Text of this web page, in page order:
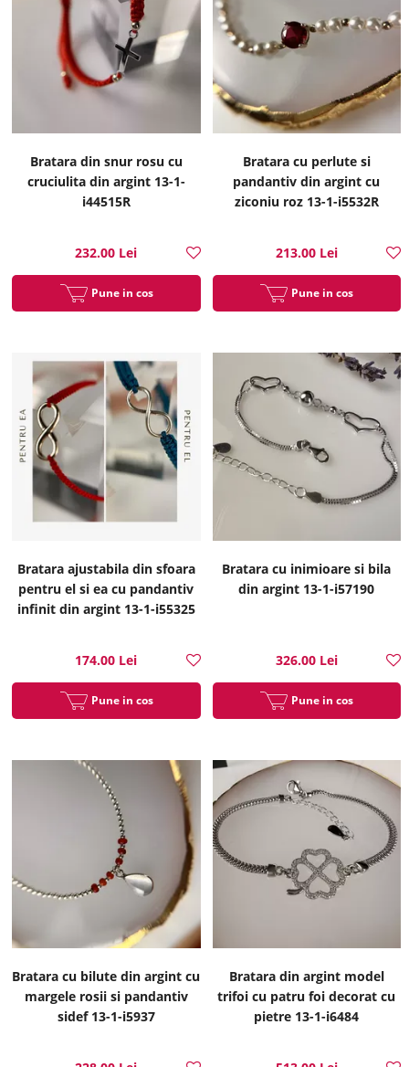
Bratara din snur rosu cu
cruciulita din argint 13-1-
i44515R
232.00 Lei
Pune in cos
Bratara cu perlute si
pandantiv din argint cu
ziconiu roz 13-1-i5532R
213.00 Lei
Pune in cos
Bratara ajustabila din sfoara
pentru el si ea cu pandantiv
infinit din argint 13-1-i55325
174.00 Lei
Pune in cos
Bratara cu inimioare si bila
din argint 13-1-i57190
326.00 Lei
Pune in cos
Bratara cu bilute din argint cu
margele rosii si pandantiv
sidef 13-1-i5937
Bratara din argint model
trifoi cu patru foi decorat cu
pietre 13-1-i6484